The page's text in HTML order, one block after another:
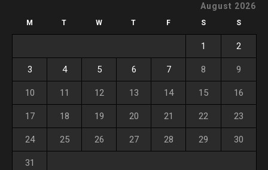
August 2026
M T W T F S S
1 2
3 4 5 6 7 8 9
10 11 12 13 14 15 16
17 18 19 20 21 22 23
24 25 26 27 28 29 30
31